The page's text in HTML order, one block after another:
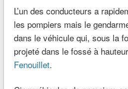
L’un des conducteurs a
les pompiers mais le
dans le véhicule qui, sous la
projeté dans le fossé à
Fenouillet.